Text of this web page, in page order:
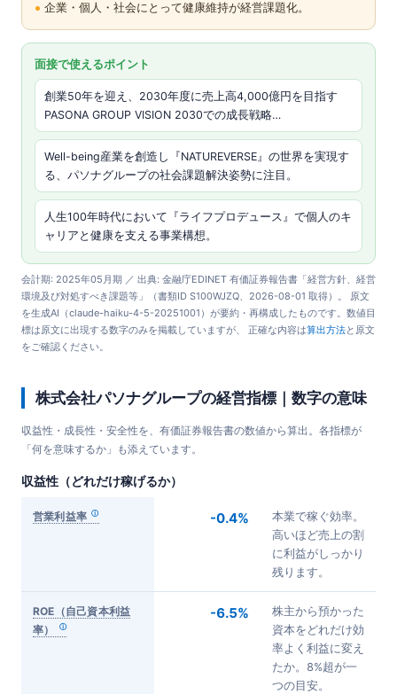
企業・個人・社会にとって健康維持が経営課題化。
面接で使えるポイント
創業50年を迎え、2030年度に売上高4,000億円を目指す
PASONA GROUP VISION 2030での成長戦略…
Well-being産業を創造し『NATUREVERSE』の世界を実現す
る、パソナグループの社会課題解決姿勢に注目。
人生100年時代において『ライフプロデュース』で個人のキ
ャリアと健康を支える事業構想。
会計期: 2025年05月期 ／ 出典: 金融庁EDINET 有価証券報告書「経営方針、経営
環境及び対処すべき課題等」（書類ID S100WJZQ、2026-08-01 取得）。 原文
を生成AI（claude-haiku-4-5-20251001）が要約・再構成したものです。数値目
標は原文に出現する数字のみを掲載していますが、 正確な内容は算出方法と原文
をご確認ください。
株式会社パソナグループの経営指標｜数字の意味
収益性・成長性・安全性を、有価証券報告書の数値から算出。各指標が
「何を意味するか」も添えています。
収益性（どれだけ稼げるか）
営業利益率 -0.4%
本業で稼ぐ効率。
高いほど売上の割
に利益がしっかり
残ります。
ROE（自己資本利益
率）
-6.5%
株主から預かった
資本をどれだけ効
率よく利益に変え
たか。8%超が一
つの目安。